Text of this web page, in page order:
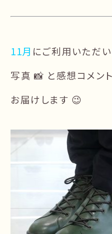
11月 にご利用いただ
写真 📸 と感想コメン
お届けします 😉